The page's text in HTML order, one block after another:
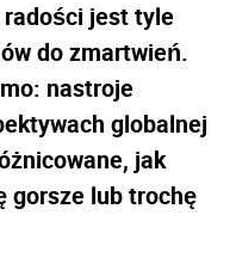
radości jest tyle
do zmartwień.
nastroje
globalnej
jak
gorsze lub trochę